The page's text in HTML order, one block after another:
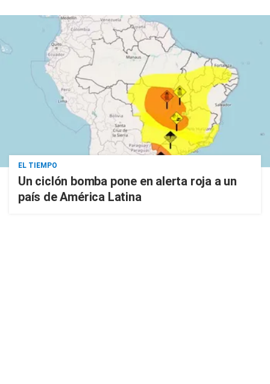
EL TIEMPO
Un ciclón bomba pone en alerta roja a un
país de América Latina